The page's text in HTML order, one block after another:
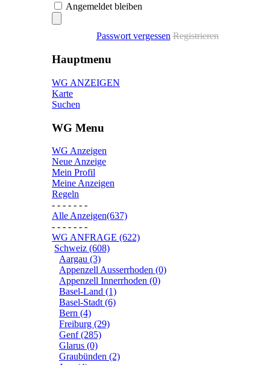
Angemeldet bleiben
Passwort vergessen Registrieren
Hauptmenu
WG ANZEIGEN
Karte
Suchen
WG Menu
WG Anzeigen
Neue Anzeige
Mein Profil
Meine Anzeigen
Regeln
- - - - - - -
Alle Anzeigen(637)
- - - - - - -
WG ANFRAGE (622)
Schweiz (608)
Aargau (3)
Appenzell Ausserrhoden (0)
Appenzell Innerrhoden (0)
Basel-Land (1)
Basel-Stadt (6)
Bern (4)
Freiburg (29)
Genf (285)
Glarus (0)
Graubünden (2)